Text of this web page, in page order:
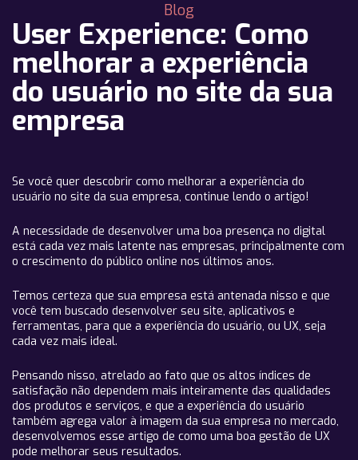
Blog
User Experience: Como
melhorar a experiência
do usuário no site da sua
empresa
Se você quer descobrir como melhorar a experiência do
usuário no site da sua empresa, continue lendo o artigo!
A necessidade de desenvolver uma boa presença no digital
está cada vez mais latente nas empresas, principalmente com
o crescimento do público online nos últimos anos.
Temos certeza que sua empresa está antenada nisso e que
você tem buscado desenvolver seu site, aplicativos e
ferramentas, para que a experiência do usuário, ou UX, seja
cada vez mais ideal.
Pensando nisso, atrelado ao fato que os altos índices de
satisfação não dependem mais inteiramente das qualidades
dos produtos e serviços, e que a experiência do usuário
também agrega valor à imagem da sua empresa no mercado,
desenvolvemos esse artigo de como uma boa gestão de UX
pode melhorar seus resultados.